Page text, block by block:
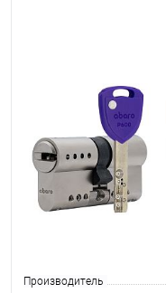
Производитель